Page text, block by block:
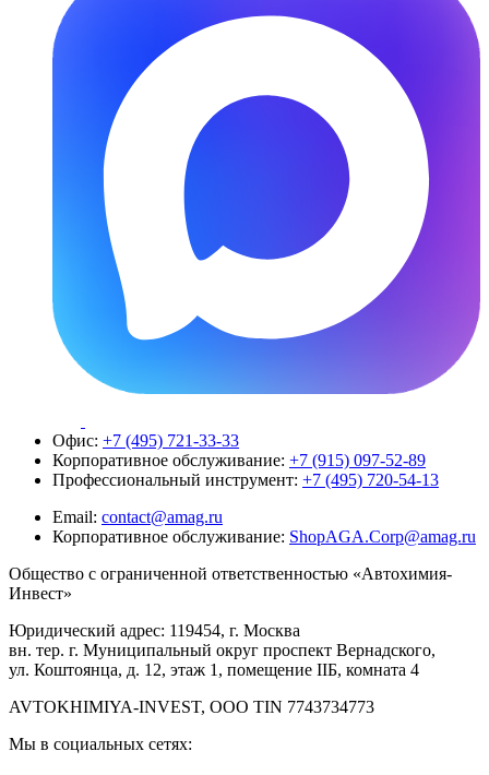
Офис: +7 (495) 721-33-33
Корпоративное обслуживание: +7 (915) 097-52-89
Профессиональный инструмент: +7 (495) 720-54-13
Email: contact@amag.ru
Корпоративное обслуживание: ShopAGA.Corp@amag.ru
Общество с ограниченной ответственностью «Автохимия-
Инвест»
Юридический адрес: 119454, г. Москва
вн. тер. г. Муниципальный округ проспект Вернадского,
ул. Коштоянца, д. 12, этаж 1, помещение IIБ, комната 4
AVTOKHIMIYA-INVEST, OOO TIN 7743734773
Мы в социальных сетях: